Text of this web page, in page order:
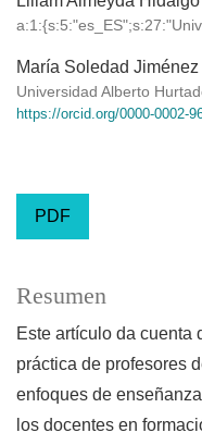
María Soledad
Universidad Alberto
https://orcid.org/0000-0002-
PDF
Resumen
Este artículo da cuenta
práctica de profesores
enfoques de
los docentes en